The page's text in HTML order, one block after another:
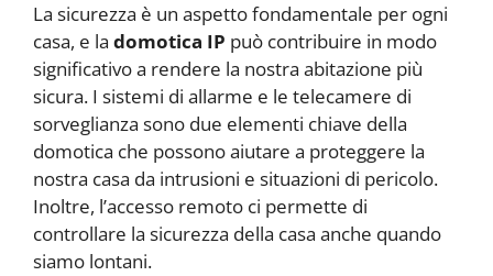
La sicurezza è un aspetto fondamentale per ogni
casa, e la domotica IP può contribuire in modo
significativo a rendere la nostra abitazione più
sicura. I sistemi di allarme e le telecamere di
sorveglianza sono due elementi chiave della
domotica che possono aiutare a proteggere la
nostra casa da intrusioni e situazioni di pericolo.
Inoltre, l’accesso remoto ci permette di
controllare la sicurezza della casa anche quando
siamo lontani.